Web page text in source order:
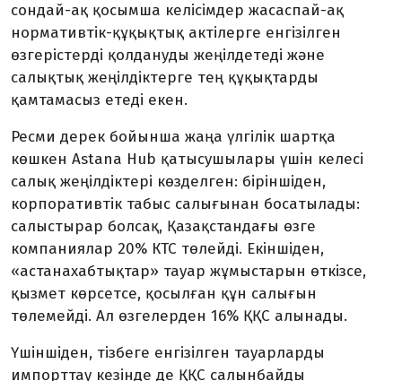
сондай-ақ қосымша ке­лісімдер жасаспай-ақ
нормативтік-құқық­­тық актілерге енгізілген
өзгерістерді қол­да­нуды жеңілдетеді және
салықтық жеңіл­діктерге тең құқықтарды
қамтамасыз етеді екен.
Ресми дерек бойынша жаңа үлгілік шартқа
көшкен Astana Hub қатысушылары үшін келесі
салық жеңілдіктері көзделген: біріншіден,
корпоративтік табыс салығынан босатылады:
салыстырар болсақ, Қазақстандағы өзге
компаниялар 20% КТС төлейді. Екіншіден,
«астанахабтықтар» тауар жұмыстарын өткізсе,
қызмет көрсетсе, қосылған құн салығын
төлемейді. Ал өзгелерден 16% ҚҚС алынады.
Үшіншіден, тізбеге енгізілген тауарларды
импорттау кезінде де ҚҚС салынбайды